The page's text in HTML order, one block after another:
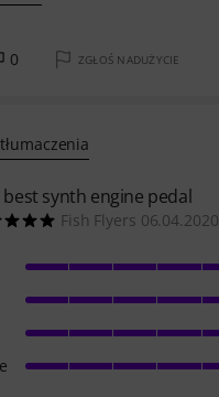
0 ZGŁOŚ NADUŻYCIE
best synth engine pedal
Fish Flyers 06.04.2020